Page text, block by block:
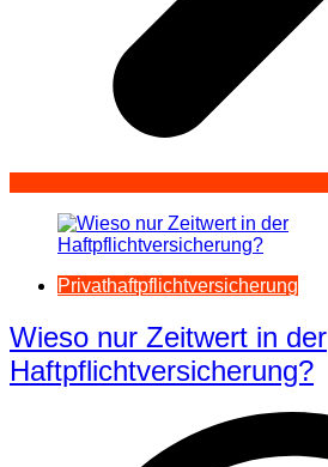
Privathaftpflichtversicherung
Wieso nur Zeitwert in der
Haftpflichtversicherung?